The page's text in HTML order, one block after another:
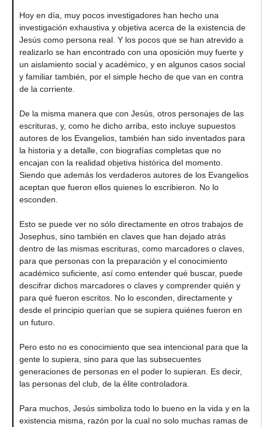
Hoy en día, muy pocos investigadores han hecho una
investigación exhaustiva y objetiva acerca de la existencia de
Jesús como persona real. Y los pocos que se han atrevido a
realizarlo se han encontrado con una oposición muy fuerte y
un aislamiento social y académico, y en algunos casos social
y familiar también, por el simple hecho de que van en contra
de la corriente.
De la misma manera que con Jesús, otros personajes de las
escrituras, y, como he dicho arriba, esto incluye supuestos
autores de los Evangelios, también han sido inventados para
la historia y a detalle, con biografías completas que no
encajan con la realidad objetiva histórica del momento.
Siendo que además los verdaderos autores de los Evangelios
aceptan que fueron ellos quienes lo escribieron. No lo
esconden.
Esto se puede ver no sólo directamente en otros trabajos de
Josephus, sino también en claves que han dejado atrás
dentro de las mismas escrituras, como marcadores o claves,
para que personas con la preparación y el conocimiento
académico suficiente, así como entender qué buscar, puede
descifrar dichos marcadores o claves y comprender quién y
para qué fueron escritos. No lo esconden, directamente y
desde el principio querían que se supiera quiénes fueron en
un futuro.
Pero esto no es conocimiento que sea intencional para que la
gente lo supiera, sino para que las subsecuentes
generaciones de personas en el poder lo supieran. Es decir,
las personas del club, de la élite controladora.
Para muchos, Jesús simboliza todo lo bueno en la vida y en la
existencia misma, razón por la cual no solo muchas ramas de